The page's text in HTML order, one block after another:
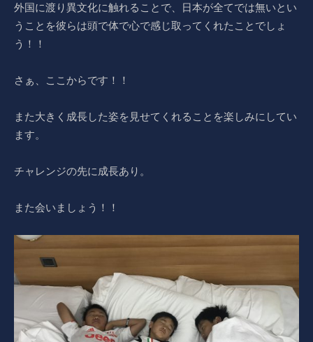
外国に渡り異文化に触れることで、日本が全てでは無いとい
うことを彼らは頭で体で心で感じ取ってくれたことでしょ
う！！
さぁ、ここからです！！
また大きく成長した姿を見せてくれることを楽しみにしてい
ます。
チャレンジの先に成長あり。
また会いましょう！！